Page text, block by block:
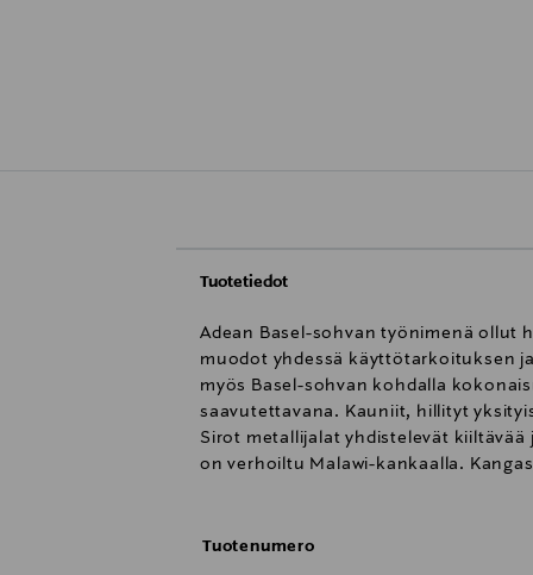
Tuotetiedot
Adean Basel-sohvan työnimenä ollut
muodot yhdessä käyttötarkoituksen
myös Basel-sohvan kohdalla
saavutettavana. Kauniit, hillityt
Sirot metallijalat yhdistelevät
on verhoiltu Malawi-kankaalla.
Tuotenumero